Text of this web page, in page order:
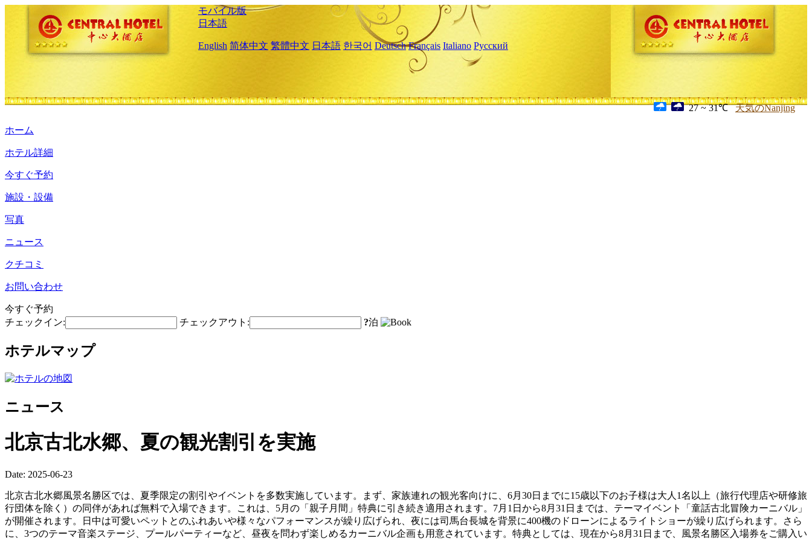
モバイル版
日本語
English 简体中文 繁體中文 日本語 한국어 Deutsch Français Italiano Русский
27 ~ 31℃ 天気のNanjing
ホーム
ホテル詳細
今すぐ予約
施設・設備
写真
ニュース
クチコミ
お問い合わせ
今すぐ予約
チェックイン:
チェックアウト: ?泊
ホテルマップ
ニュース
北京古北水郷、夏の観光割引を実施
Date: 2025-06-23
北京古北水郷風景名勝区では、夏季限定の割引やイベントを多数実施しています。まず、家族連れの観光客向けに、6月30日までに15歳以下のお子様は大人1名以上（旅行代理店や研修旅
行団体を除く）の同伴があれば無料で入場できます。これは、5月の「親子月間」特典に引き続き適用されます。7月1日から8月31日までは、テーマイベント「童話古北冒険カーニバル」
が開催されます。日中は可愛いペットとのふれあいや様々なパフォーマンスが繰り広げられ、夜には司馬台長城を背景に400機のドローンによるライトショーが繰り広げられます。さら
に、3つのテーマ音楽ステージ、プールパーティーなど、昼夜を問わず楽しめるカーニバル企画も用意されています。特典としては、現在から8月31日まで、風景名勝区入場券をご購入い